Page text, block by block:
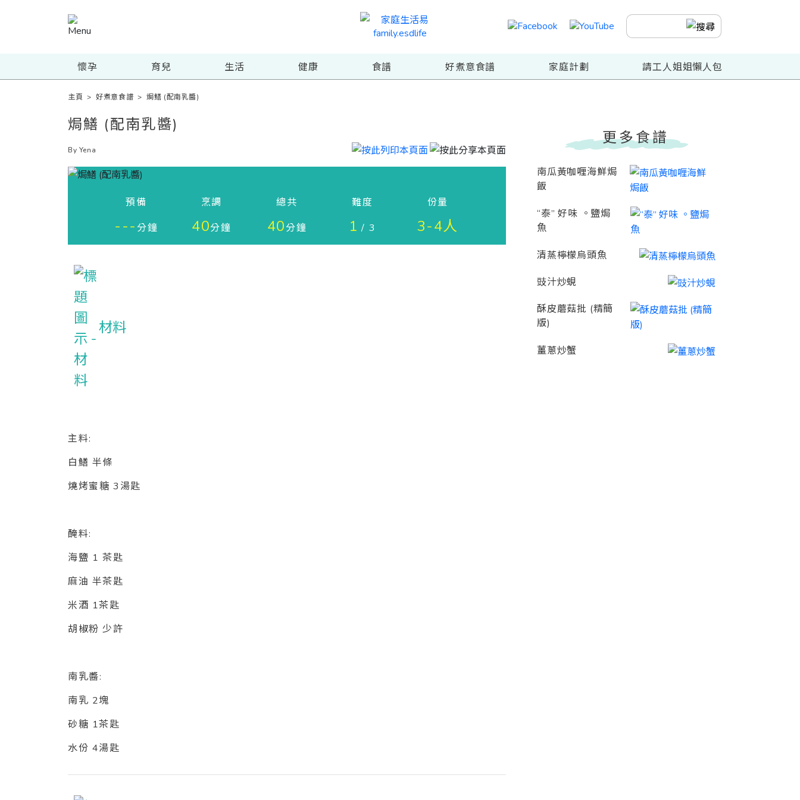
懷孕 育兒 生活 健康 食譜 好煮意食譜 家庭計劃 請工人姐姐懶人包
主頁 >好煮意食譜 >焗鱔 (配南乳醬)
焗鱔 (配南乳醬)
By Yena
預備
---分鐘
烹調
40分鐘
總共
40分鐘
難度
1 / 3
份量
3-4人
材料
主料:
白鱔 半條
燒烤蜜糖 3湯匙
醃料:
海鹽 1 茶匙
麻油 半茶匙
米酒 1茶匙
胡椒粉 少許
南乳醬:
南乳 2塊
砂糖 1茶匙
水份 4湯匙
更多食譜
南瓜黃咖喱海鮮焗
飯
“泰” 好味 。鹽焗
魚
清蒸檸檬烏頭魚
豉汁炒蜆
酥皮蘑菇批 (精簡
版)
薑蔥炒蟹